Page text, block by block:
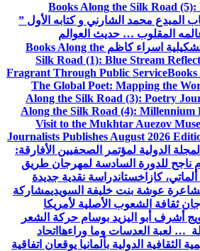
Books Along the Silk Road (5):
المبدع محمد الشارني و كتابه الأول ”
المقلوب … حديث العوالم
اسراء كاظم Books Along the
Silk Road (1): Blue Stream
Fragrant Through Public ServiceBooks
The Global Poet: Mapping the
Along the Silk Road (3): Poetry
Along the Silk Road (4): Millennium
Visit to the Mukhtar Auezov
Journalists Publishes August 2026
الدولية لمؤتمر الصحفيين الأفارقة:
ناجح للدورة السادسة لمهرجان طريق
كازاخستاندراسة نقدية جديدة
عوشة بنت خليفة السويديمشاركة
ثقافة الشعوب الأصلية لأمريكا
أشرف أبو اليزيد بوسام حركة الشعر
… لعبة العدسات وما وراءها اتحاد
الثقافية الدولية بألمانيا يوقعان اتفاقية